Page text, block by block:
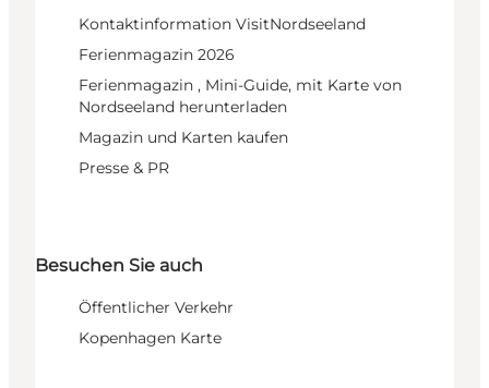
Kontaktinformation VisitNordseeland
Ferienmagazin 2026
Ferienmagazin , Mini-Guide, mit Karte von
Nordseeland herunterladen
Magazin und Karten kaufen
Presse & PR
Besuchen Sie auch
Öffentlicher Verkehr
Kopenhagen Karte